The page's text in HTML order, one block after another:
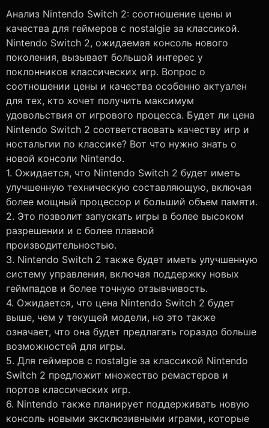
Анализ Nintendo Switch 2: соотношение цены и
качества для геймеров с nostalgie за классикой.
Nintendo Switch 2, ожидаемая консоль нового
поколения, вызывает большой интерес у
поклонников классических игр. Вопрос о
соотношении цены и качества особенно актуален
для тех, кто хочет получить максимум
удовольствия от игрового процесса. Будет ли цена
Nintendo Switch 2 соответствовать качеству игр и
ностальгии по классике? Вот что нужно знать о
новой консоли Nintendo.
1. Ожидается, что Nintendo Switch 2 будет иметь
улучшенную техническую составляющую, включая
более мощный процессор и больший объем памяти.
2. Это позволит запускать игры в более высоком
разрешении и с более плавной
производительностью.
3. Nintendo Switch 2 также будет иметь улучшенную
систему управления, включая поддержку новых
геймпадов и более точную отзывчивость.
4. Ожидается, что цена Nintendo Switch 2 будет
выше, чем у текущей модели, но это также
означает, что она будет предлагать гораздо больше
возможностей для игры.
5. Для геймеров с nostalgie за классикой Nintendo
Switch 2 предложит множество ремастеров и
портов классических игр.
6. Nintendo также планирует поддерживать новую
консоль новыми эксклюзивными играми, которые